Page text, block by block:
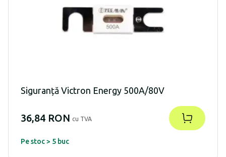
Siguranță Victron Energy 500A/80V
36,84 RON cu TVA
Pe stoc > 5 buc